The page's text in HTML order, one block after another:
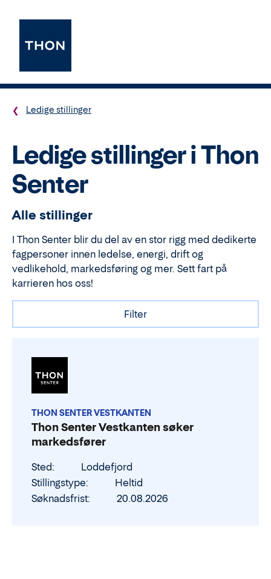
Ledige stillinger
Ledige stillinger i Thon
Senter
Alle stillinger
I Thon Senter blir du del av en stor rigg med dedikerte
fagpersoner innen ledelse, energi, drift og
vedlikehold, markedsføring og mer. Sett fart på
karrieren hos oss!
Filter
THON SENTER VESTKANTEN
Thon Senter Vestkanten søker
markedsfører
Sted
Loddefjord
Stillingstype
Heltid
Søknadsfrist
20.08.2026